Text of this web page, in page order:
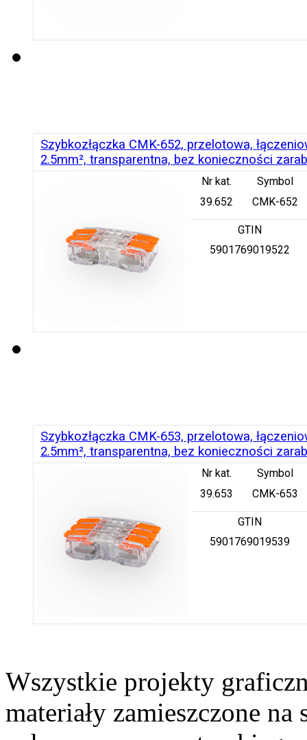
Szybkozłączka CMK-652, przelotowa,
2.5mm², transparentna, bez konieczności
Nr kat.
Symbol
39.652
CMK-652
GTIN
5901769019522
Szybkozłączka CMK-653, przelotowa,
2.5mm², transparentna, bez konieczności
Nr kat.
Symbol
39.653
CMK-653
GTIN
5901769019539
Wszystkie projekty
materiały zamieszczone